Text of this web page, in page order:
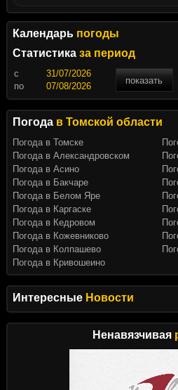
Интересные Новости
Ненавязчивая
Календарь погоды
Статистика за период
c
показать
по
Погода в Томской области
Погода в Томске
Погода в Александровском
Погода в Асино
Погода в Бакчаре
Погода в Белом Яре
Погода в Каргаске
Погода в Кедровом
Погода в Кожевниково
Погода в Колпашево
Погода в Кривошеино